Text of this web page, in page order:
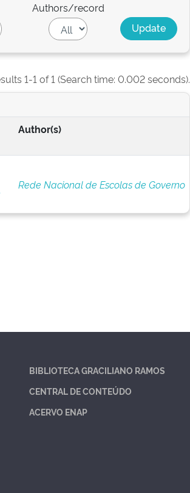
Authors/record
1-1 of 1 (Search time: 0.002 seconds).
Author(s)
Rede Nacional de Escolas de Governo
BIBLIOTECA GRACILIANO RAMOS
CENTRAL DE CONTEÚDO
ACERVO ENAP